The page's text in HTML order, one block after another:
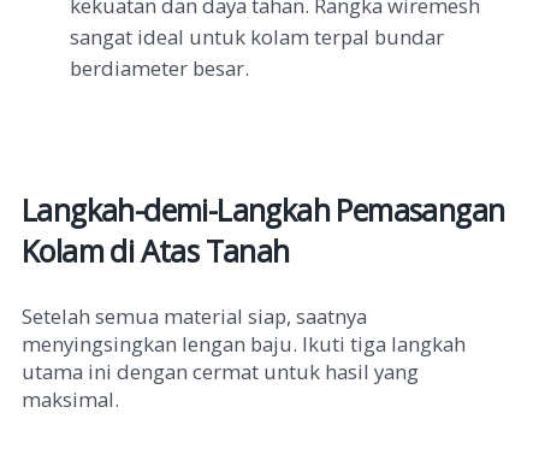
kekuatan dan daya tahan. Rangka wiremesh
sangat ideal untuk kolam terpal bundar
berdiameter besar.
Langkah-demi-Langkah Pemasangan
Kolam di Atas Tanah
Setelah semua material siap, saatnya
menyingsingkan lengan baju. Ikuti tiga langkah
utama ini dengan cermat untuk hasil yang
maksimal.